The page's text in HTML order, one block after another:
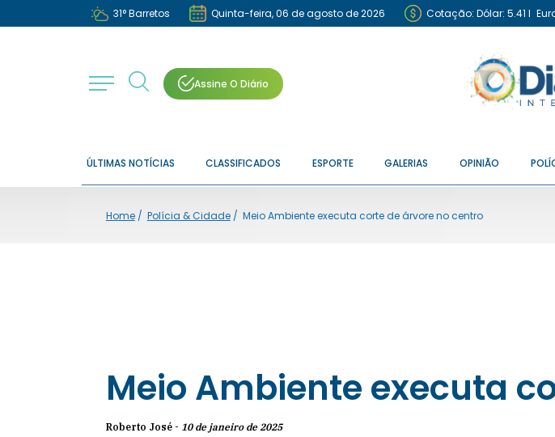
31°Barretos Quinta-feira, 06 de agosto de 2026 Cotação: Dólar: 5.41 I
Assine O Diário
ÚLTIMAS NOTÍCIAS CLASSIFICADOS ESPORTE GALERIAS OPINIÃO
Home/ Polícia & Cidade/ Meio Ambiente executa corte de árvore no centro
Meio Ambiente executa
Roberto José - 10 de janeiro de 2025